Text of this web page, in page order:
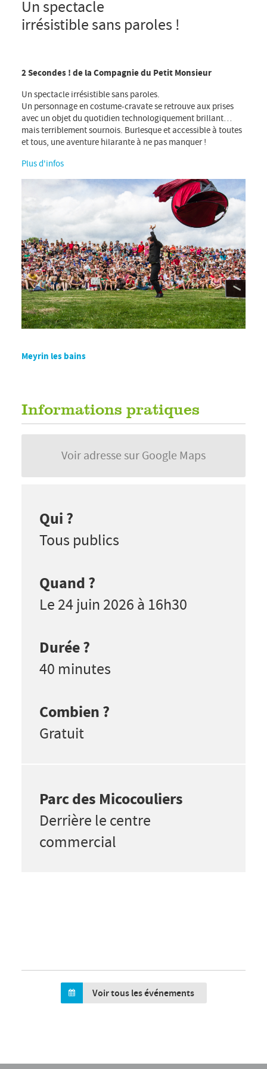
24.06.2026 18:30
Un spectacle
irrésistible sans paroles !
2 Secondes ! de la Compagnie du Petit Monsieur
Un spectacle irrésistible sans paroles.
Un personnage en costume-cravate se retrouve aux prises
avec un objet du quotidien technologiquement brillant…
mais terriblement sournois. Burlesque et accessible à toutes
et tous, une aventure hilarante à ne pas manquer !
Plus d'infos
Meyrin les bains
Informations pratiques
Voir adresse sur Google Maps
Qui ?
Tous publics
Quand ?
Le 24 juin 2026 à 16h30
Durée ?
40 minutes
Combien ?
Gratuit
Parc des Micocouliers
Derrière le centre
commercial
Voir tous les événements